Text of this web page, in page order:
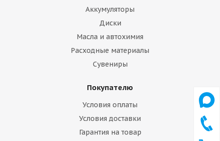
Аккумуляторы
Диски
Масла и автохимия
Расходные материалы
Сувениры
Покупателю
Условия оплаты
Условия доставки
Гарантия на товар